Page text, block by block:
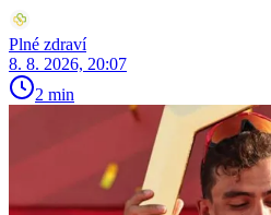
Plné zdraví
8. 8. 2026, 20:07
2 min